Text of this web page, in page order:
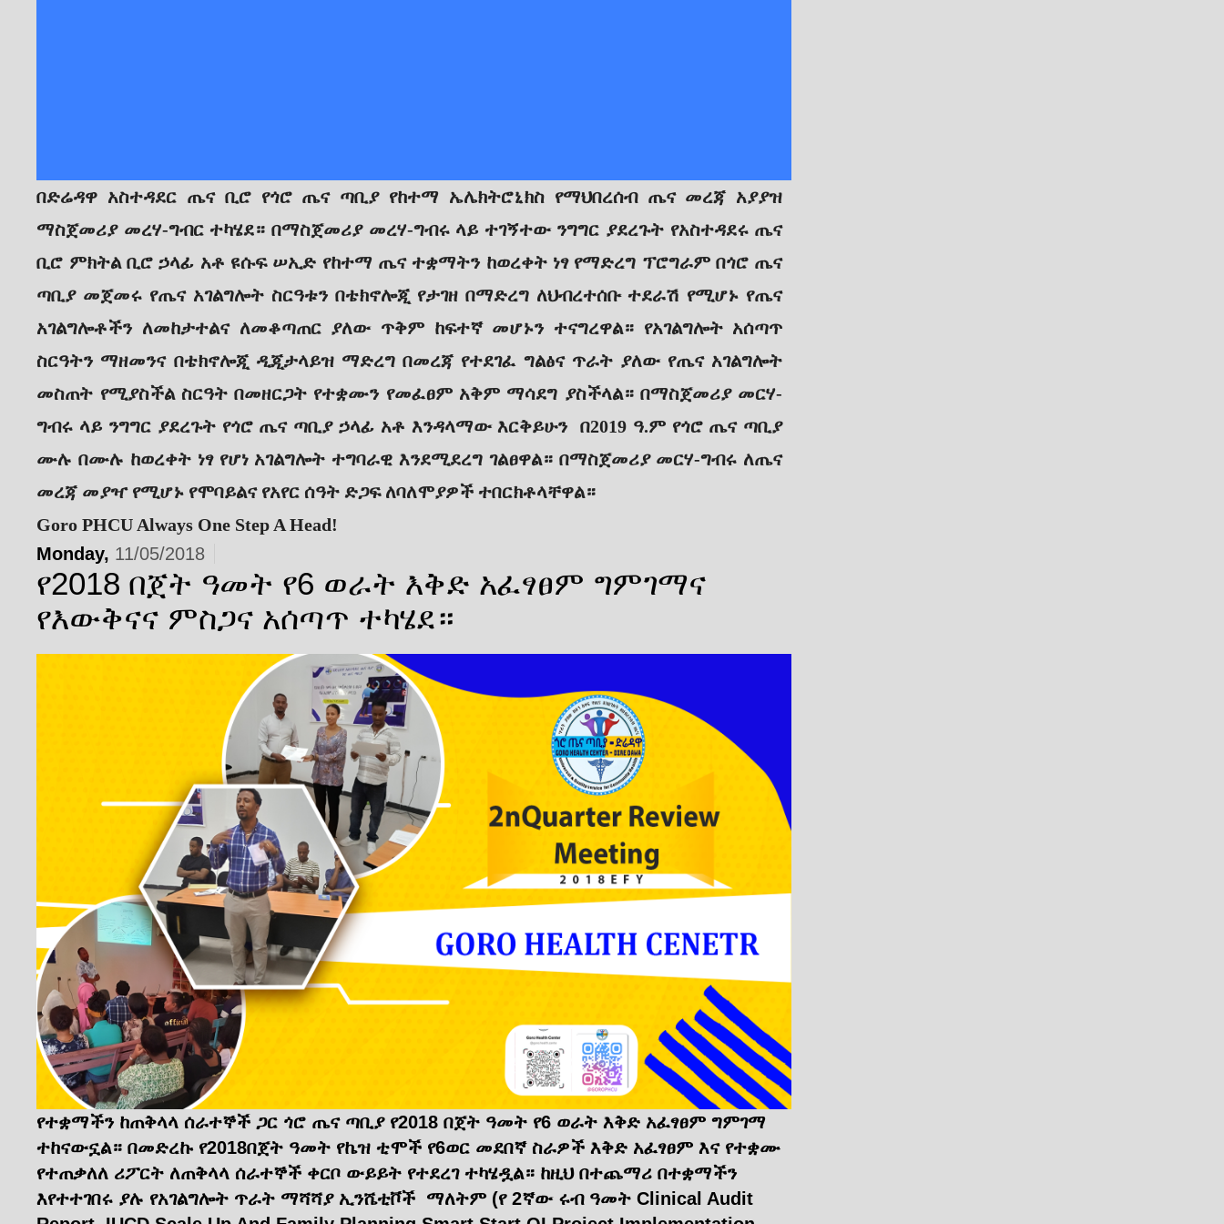
በድሬዳዋ አስተዳደር ጤና ቢሮ የጎሮ ጤና ጣቢያ የከተማ ኤሌክትሮኒክስ የማህበረሰብ ጤና መረጃ አያያዝ
ማስጀመሪያ መረሃ-ግብር ተካሄደ። በማስጀመሪያ መረሃ-ግብሩ ላይ ተገኝተው ንግግር ያደረጉት የአስተዳደሩ ጤና
ቢሮ ምክትል ቢሮ ኃላፊ አቶ ዩሱፍ ሠኢድ የከተማ ጤና ተቋማትን ከወረቀት ነፃ የማድረግ ፕሮግራም በጎሮ ጤና
ጣቢያ መጀመሩ የጤና አገልግሎት ስርዓቱን በቴክኖሎጂ የታገዘ በማድረግ ለህብረተሰቡ ተደራሽ የሚሆኑ የጤና
አገልግሎቶችን ለመከታተልና ለመቆጣጠር ያለው ጥቅም ከፍተኛ መሆኑን ተናግረዋል። የአገልግሎት አሰጣጥ
ስርዓትን ማዘመንና በቴክኖሎጂ ዲጂታላይዝ ማድረግ በመረጃ የተደገፈ ግልፅና ጥራት ያለው የጤና አገልግሎት
መስጠት የሚያስችል ስርዓት በመዘርጋት የተቋሙን የመፈፀም አቅም ማሳደግ ያስችላል። በማስጀመሪያ መርሃ-
ግብሩ ላይ ንግግር ያደረጉት የጎሮ ጤና ጣቢያ ኃላፊ አቶ እንዳላማው እርቅይሁን በ2019 ዓ.ም የጎሮ ጤና ጣቢያ
ሙሉ በሙሉ ከወረቀት ነፃ የሆነ አገልግሎት ተግባራዊ እንደሚደረግ ገልፀዋል። በማስጀመሪያ መርሃ-ግብሩ ለጤና
መረጃ መያዣ የሚሆኑ የሞባይልና የአየር ሰዓት ድጋፍ ለባለሞያዎች ተበርክቶላቸዋል።
Goro PHCU Always One Step A Head!
Monday, 11/05/2018
የ2018 በጀት ዓመት የ6 ወራት እቅድ አፈፃፀም ግምገማና
የእውቅናና ምስጋና አሰጣጥ ተካሄደ።
የተቋማችን ከጠቅላላ ሰራተኞች ጋር ጎሮ ጤና ጣቢያ የ2018 በጀት ዓመት የ6 ወራት እቅድ አፈፃፀም ግምገማ
ተከናውኗል። በመድረኩ የ2018በጀት ዓመት የኬዝ ቲሞች የ6ወር መደበኛ ስራዎች እቅድ አፈፃፀም እና የተቋሙ
የተጠቃለለ ሪፖርት ለጠቅላላ ሰራተኞች ቀርቦ ውይይት የተደረገ ተካሄዷል። ከዚህ በተጨማሪ በተቋማችን
እየተተገበሩ ያሉ የአገልግሎት ጥራት ማሻሻያ ኢንሼቲቮች ማለትም (የ 2ኛው ሩብ ዓመት Clinical Audit